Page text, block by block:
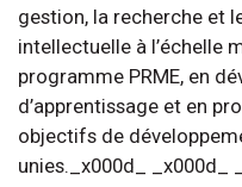
gestion, la recherche et
intellectuelle à l’échelle
programme PRME, en
d’apprentissage et en
objectifs de
unies._x000d_ _x000d_